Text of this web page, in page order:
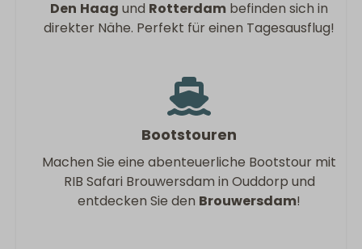
Den Haag und Rotterdam befinden sich in
direkter Nähe. Perfekt für einen Tagesausflug!
Bootstouren
Machen Sie eine abenteuerliche Bootstour mit
RIB Safari Brouwersdam in Ouddorp und
entdecken Sie den Brouwersdam!